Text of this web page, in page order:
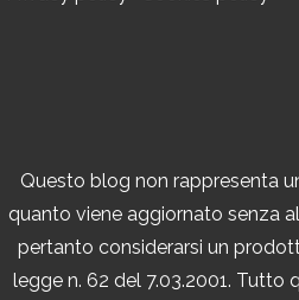
Questo blog non rappresenta
quanto viene aggiornato senza
pertanto considerarsi un
legge n. 62 del 7.03.2001. Tutto